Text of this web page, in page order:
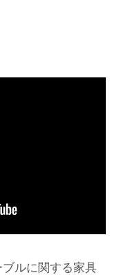
ルに関する家具